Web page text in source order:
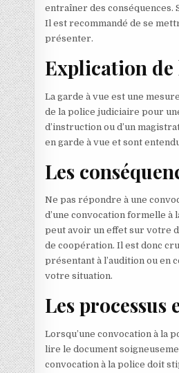
entraîner des conséquences.
Il est recommandé de se
présenter.
Explication de
La garde à vue est une
de la police judiciaire pour
d’instruction ou d’un
en garde à vue et sont
Les
Ne pas répondre à une
d’une convocation formelle à
peut avoir un effet sur votre
de coopération. Il est donc
présentant à l’audition ou en
votre situation.
Les
Lorsqu’une convocation à la
lire le document
convocation à la police doit